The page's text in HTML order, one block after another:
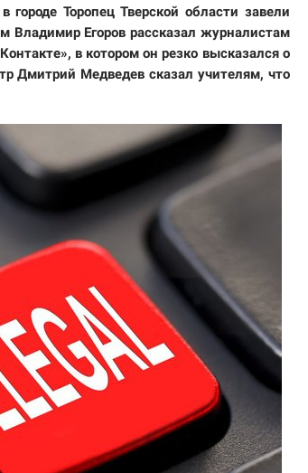
городе Торопец Тверской области завели
Владимир Егоров рассказал журналистам
в котором он резко высказался о
Дмитрий Медведев сказал учителям, что